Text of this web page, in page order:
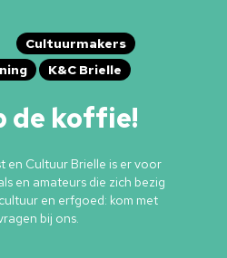
Cultuurmakers
K&C Brielle
de koffie!
en Cultuur Brielle is er voor
en amateurs die zich bezig
en erfgoed: kom met
bij ons.